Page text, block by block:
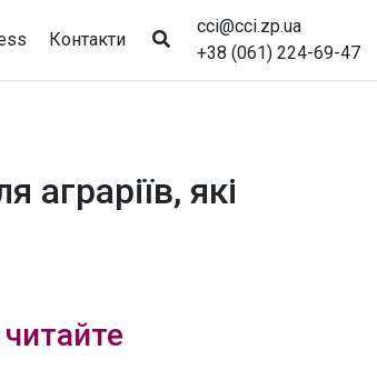
Контакти
cci@cci.zp.ua
+38 (061) 224-69-47
які